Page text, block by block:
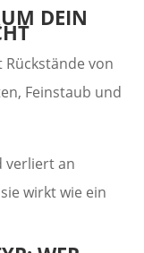
DEIN
von
Feinstaub und
verliert an
wirkt wie ein